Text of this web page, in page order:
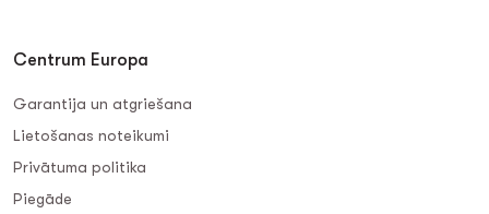
Centrum Europa
Garantija un atgriešana
Lietošanas noteikumi
Privātuma politika
Piegāde